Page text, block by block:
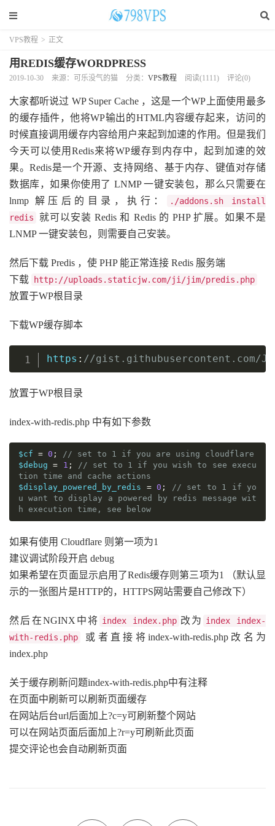
VPS教程 > 正文
用REDIS缓存WORDPRESS
2019-10-30 来源：可乐没气的猫 分类： VPS教程 阅读(1111) 评论(0)
大家都听说过 WP Super Cache ，这是一个WP上面使用最多
的缓存插件，他将WP输出的HTML内容缓存起来，访问的
时候直接调用缓存内容给用户来起到加速的作用。但是我们
今天可以使用Redis来将WP缓存到内存中，起到加速的效
果。Redis是一个开源、支持网络、基于内存、键值对存储
数据库，如果你使用了 LNMP 一键安装包，那么只需要在
lnmp 解压后的目录，执行：
./addons.sh install
redis
就可以安装 Redis 和 Redis 的 PHP 扩展。如果不是
LNMP 一键安装包，则需要自己安装。
然后下载 Predis ，使 PHP 能正常连接 Redis 服务端
下载
http://uploads.staticjw.com/ji/jim/predis.php
放置于WP根目录
下载WP缓存脚本
https : //gist.githubusercontent.com/复制
放置于WP根目录
index-with-redis.php 中有如下参数
$cf = 0 ;
// set to 1 if you are using cloudflare
$debug = 1 ;
// set to 1 if you wish to see execu
tion time and cache actions
$display_powered_by_redis = 0 ;
// set to 1 if yo
u want to display a powered by redis message wit
h execution time, see below
如果有使用 Cloudflare 则第一项为1
建议调试阶段开启 debug
如果希望在页面显示启用了Redis缓存则第三项为1 （默认显
示的一张图片是HTTP的，HTTPS网站需要自己修改下）
然后在NGINX中将 index index.php 改为 index index-
with-redis.php
或者直接将index-with-redis.php改名为
index.php
关于缓存刷新问题index-with-redis.php中有注释
在页面中刷新可以刷新页面缓存
在网站后台url后面加上?c=y可刷新整个网站
可以在网站页面后面加上?r=y可刷新此页面
提交评论也会自动刷新页面